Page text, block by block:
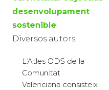
desenvolupament
sostenible
Diversos autors
L'Atles ODS de la
Comunitat
Valenciana consisteix